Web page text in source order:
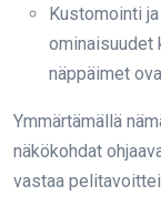
Kustomointi
ominaisuudet
näppäimet
Ymmärtämällä
näkökohdat
vastaa